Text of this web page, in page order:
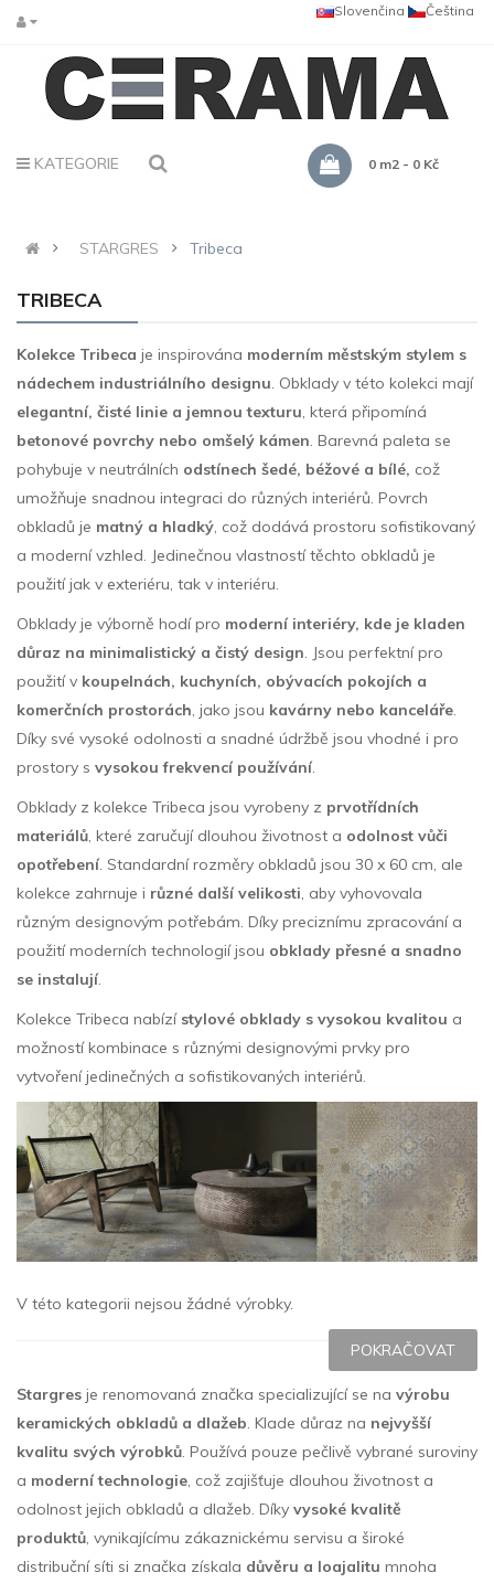
Čeština
Slovenčina
KATEGORIE 0 m2 - 0 Kč
STARGRES Tribeca
TRIBECA
Kolekce Tribeca je inspirována moderním městským stylem s
nádechem industriálního designu. Obklady v této kolekci mají
elegantní, čisté linie a jemnou texturu, která připomíná
betonové povrchy nebo omšelý kámen. Barevná paleta se
pohybuje v neutrálních odstínech šedé, béžové a bílé, což
umožňuje snadnou integraci do různých interiérů. Povrch
obkladů je matný a hladký, což dodává prostoru sofistikovaný
a moderní vzhled. Jedinečnou vlastností těchto obkladů je
použití jak v exteriéru, tak v interiéru.
Obklady je výborně hodí pro moderní interiéry, kde je kladen
důraz na minimalistický a čistý design. Jsou perfektní pro
použití v koupelnách, kuchyních, obývacích pokojích a
komerčních prostorách, jako jsou kavárny nebo kanceláře.
Díky své vysoké odolnosti a snadné údržbě jsou vhodné i pro
prostory s vysokou frekvencí používání.
Obklady z kolekce Tribeca jsou vyrobeny z prvotřídních
materiálů, které zaručují dlouhou životnost a odolnost vůči
opotřebení. Standardní rozměry obkladů jsou 30 x 60 cm, ale
kolekce zahrnuje i různé další velikosti, aby vyhovovala
různým designovým potřebám. Díky preciznímu zpracování a
použití moderních technologií jsou obklady přesné a snadno
se instalují.
Kolekce Tribeca nabízí stylové obklady s vysokou kvalitou a
možností kombinace s různými designovými prvky pro
vytvoření jedinečných a sofistikovaných interiérů.
V této kategorii nejsou žádné výrobky.
POKRAČOVAT
Stargres je renomovaná značka specializující se na výrobu
keramických obkladů a dlažeb. Klade důraz na nejvyšší
kvalitu svých výrobků. Používá pouze pečlivě vybrané suroviny
a moderní technologie, což zajišťuje dlouhou životnost a
odolnost jejich obkladů a dlažeb. Díky vysoké kvalitě
produktů, vynikajícímu zákaznickému servisu a široké
distribuční síti si značka získala důvěru a loajalitu mnoha